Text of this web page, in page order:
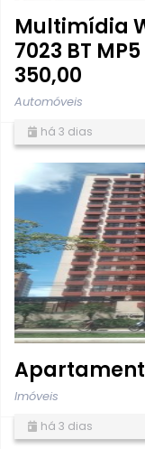
Multimídia
7023 BT
350,00
Automóveis
há 3 dias
Imóveis
há 3 dias